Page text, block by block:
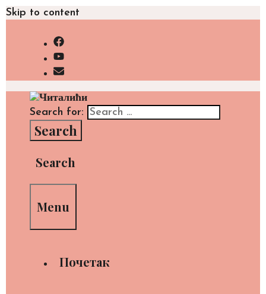
Skip to content
Search for:
Search
Menu
Почетак